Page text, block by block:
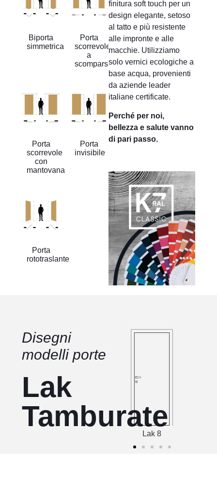
Biporta
simmetrica
Porta
scorrevole
a
scomparsa
Porta
scorrevole
con
mantovana
Porta
invisibile
Porta
rototraslante
finitura soft touch per un
design elegante, setoso
al tatto e più resistente
alle impronte e alle
macchie. Utilizziamo
solo vernici ecologiche a
base acqua, provenienti
da aziende leader
italiane certificate.
Perché per noi,
bellezza e salute vanno
di pari passo.
Disegni
modelli porte
Lak
Tamburate
Lak 8